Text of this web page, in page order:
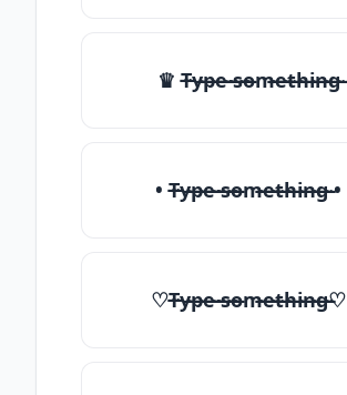
♛ T̶̴y̶̴p̶̴e̶̴ ̶̴s̶̴o̶̴m̶̴e̶̴t̶̴h̶̴i̶̴n̶̴g̶̴
• T̶̴y̶̴p̶̴e̶̴ ̶̴s̶̴o̶̴m̶̴e̶̴t̶̴h̶̴i̶̴n̶̴g̶̴ •
♡T̶̴y̶̴p̶̴e̶̴ ̶̴s̶̴o̶̴m̶̴e̶̴t̶̴h̶̴i̶̴n̶̴g̶̴♡